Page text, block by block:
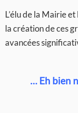
L’élu de la Mairie
la création de ces
avancées
… Eh bien